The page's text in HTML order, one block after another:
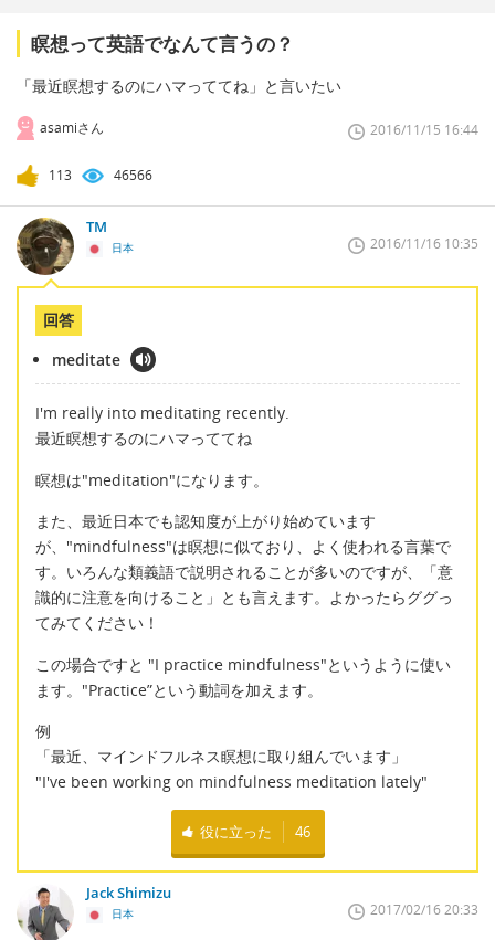
瞑想って英語でなんて言うの？
「最近瞑想するのにハマっててね」と言いたい
asamiさん 2016/11/15 16:44
113 46566
TM
日本 2016/11/16 10:35
回答
meditate
I'm really into meditating recently.
最近瞑想するのにハマっててね
瞑想は"meditation"になります。
また、最近日本でも認知度が上がり始めています
が、"mindfulness"は瞑想に似ており、よく使われる言葉で
す。いろんな類義語で説明されることが多いのですが、「意
識的に注意を向けること」とも言えます。よかったらググっ
てみてください！
この場合ですと "I practice mindfulness"というように使い
ます。"Practice”という動詞を加えます。
例
「最近、マインドフルネス瞑想に取り組んでいます」
"I've been working on mindfulness meditation lately"
役に立った 46
Jack Shimizu
日本 2017/02/16 20:33